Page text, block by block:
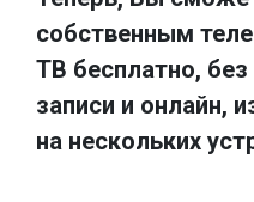
собственным
ТВ бесплатно, без
записи и онлайн,
на нескольких